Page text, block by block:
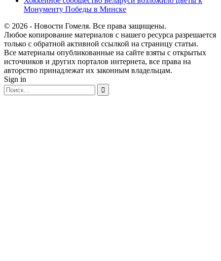
Монументу Победы в Минске
© 2026 - Новости Гомеля. Все права защищены.
Любое копирование материалов с нашего ресурса разрешается
только с обратной активной ссылкой на страницу статьи.
Все материалы опубликованные на сайте взяты с открытых
источников и других порталов интернета, все права на
авторство принадлежат их законным владельцам.
Sign in